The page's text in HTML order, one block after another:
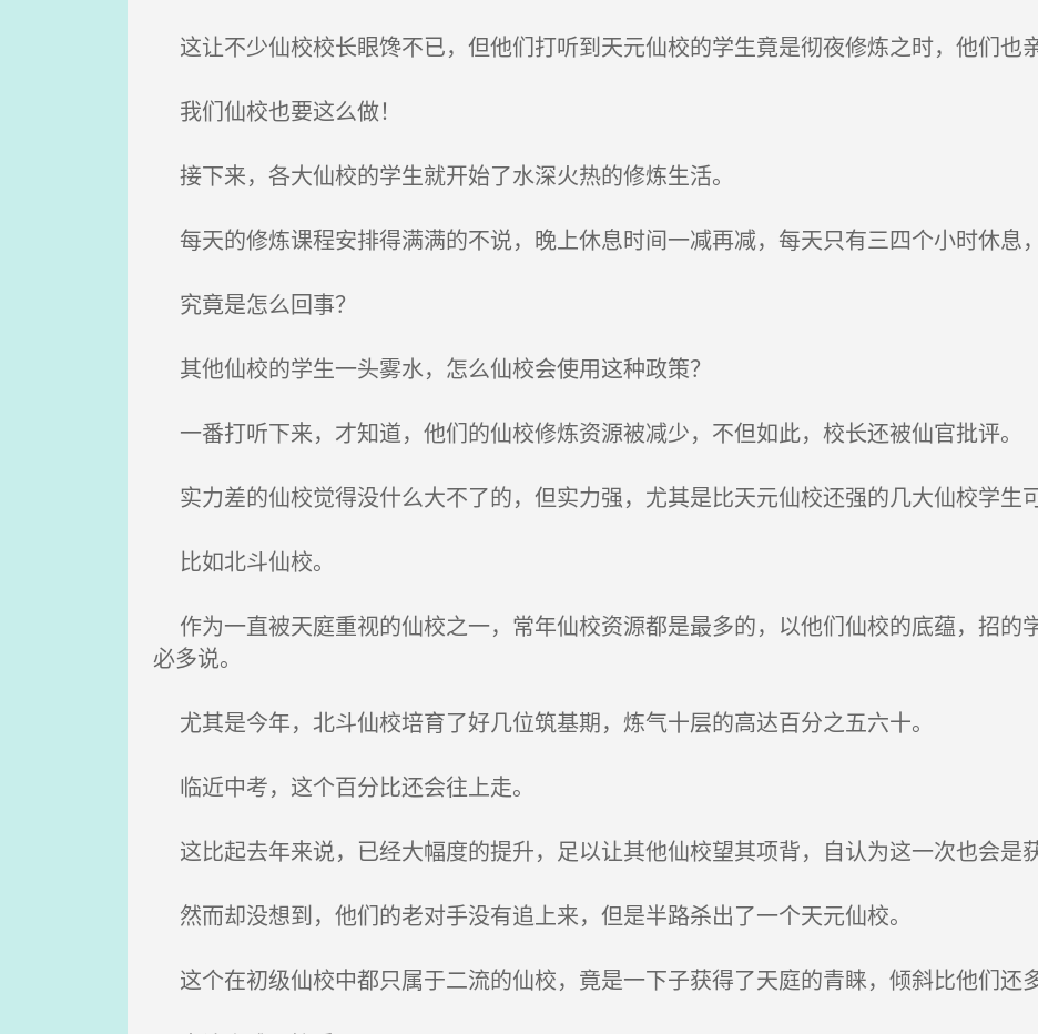
这让不少仙校校长眼馋不已，但他们打听到天元仙校的学生竟是彻夜修炼之时，他们也
我们仙校也要这么做！
接下来，各大仙校的学生就开始了水深火热的修炼生活。
每天的修炼课程安排得满满的不说，晚上休息时间一减再减，每天只有三四个小时休息
究竟是怎么回事？
其他仙校的学生一头雾水，怎么仙校会使用这种政策？
一番打听下来，才知道，他们的仙校修炼资源被减少，不但如此，校长还被仙官批评。
实力差的仙校觉得没什么大不了的，但实力强，尤其是比天元仙校还强的几大仙校学生
比如北斗仙校。
作为一直被天庭重视的仙校之一，常年仙校资源都是最多的，以他们仙校的底蕴，招的
必多说。
尤其是今年，北斗仙校培育了好几位筑基期，炼气十层的高达百分之五六十。
临近中考，这个百分比还会往上走。
这比起去年来说，已经大幅度的提升，足以让其他仙校望其项背，自认为这一次也会是
然而却没想到，他们的老对手没有追上来，但是半路杀出了一个天元仙校。
这个在初级仙校中都只属于二流的仙校，竟是一下子获得了天庭的青睐，倾斜比他们还